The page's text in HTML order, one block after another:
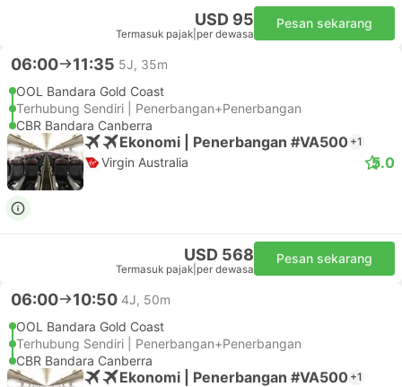
USD 95
Termasuk pajak per dewasa
Pesan sekarang
06:00 11:35 5J, 35m
OOL Bandara Gold Coast
Terhubung Sendiri | Penerbangan+Penerbangan
CBR Bandara Canberra
Ekonomi | Penerbangan #VA500 +1
Virgin Australia 5.0
USD 568
Termasuk pajak per dewasa
Pesan sekarang
06:00 10:50 4J, 50m
OOL Bandara Gold Coast
Terhubung Sendiri | Penerbangan+Penerbangan
CBR Bandara Canberra
Ekonomi | Penerbangan #VA500 +1